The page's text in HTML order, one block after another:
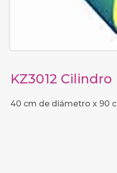
KZ3012 Cilindro
40 cm de diámetro x 90